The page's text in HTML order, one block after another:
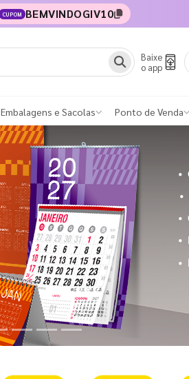
CUPOM BEMVINDOGIV10
Baixe
o app
Embalagens e Sacolas Ponto de Venda